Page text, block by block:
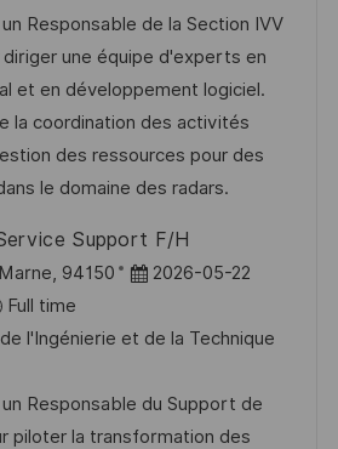
d
a
f
f
i
h
a
e
Responsable de la Section IVV
diriger une équipe d'experts en
et en développement logiciel.
la coordination des activités
des ressources pour des
le domaine des radars.
Support F/H
94150
D
t
d
’
2026-05-22
Full time
l'Ingénierie et de la Technique
Responsable du Support de
piloter la transformation des